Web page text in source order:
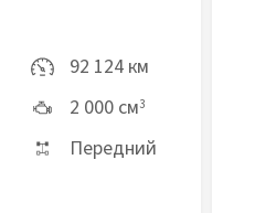
92 124 км
2 000 см3
Передний